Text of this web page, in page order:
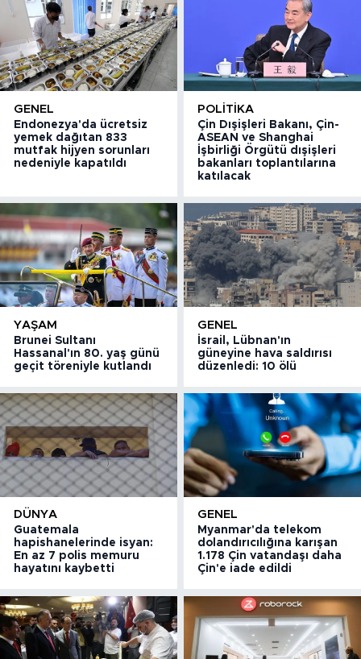
GENEL
Endonezya'da ücretsiz
yemek dağıtan 833
mutfak hijyen sorunları
nedeniyle kapatıldı
POLITIKA
Çin Dışişleri Bakanı, Çin-
ASEAN ve Shanghai
İşbirliği Örgütü dışişleri
bakanları toplantılarına
katılacak
YAŞAM
Brunei Sultanı
Hassanal'ın 80. yaş günü
geçit töreniyle kutlandı
GENEL
İsrail, Lübnan'ın
güneyine hava saldırısı
düzenledi: 10 ölü
DÜNYA
Guatemala
hapishanelerinde isyan:
En az 7 polis memuru
hayatını kaybetti
GENEL
Myanmar'da telekom
dolandırıcılığına karışan
1.178 Çin vatandaşı daha
Çin'e iade edildi